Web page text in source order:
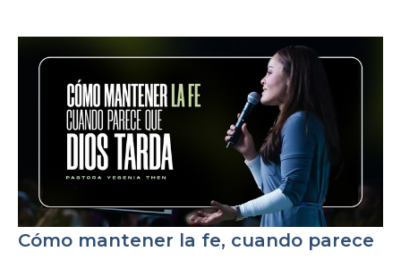
Cómo mantener la fe, cuando parece